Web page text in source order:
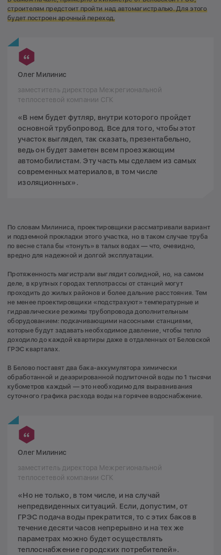
строителям предстоит пройти над автомагистралью. Для этого
будет построен арочный переход.
Олег Милинис
заместитель директора Межрегиональной
теплосетевой компании СГК
«В нем будет футляр, внутри которого пройдет
основной трубопровод. Все для того, чтобы этот
участок выглядел, так сказать, презентабельно,
ведь он будет заметен всем проезжающим
автомобилистам. Эту часть мы сделаем из самых
современных материалов, в том числе
изоляционных».
По словам Милиниса, проектировщики рассматривали вариант
и подземной прокладки этого участка, но в таком случае труба
по весне стала бы «тонуть» в талых водах — что, очевидно,
вредно для надежной и долгой эксплуатации.
Протяженность магистрали выглядит солидной, но, на самом
деле, в крупных городах теплотрассы от станций могут
проходить до жилых районов и более дальние расстояния. Тем
не менее проектировщики «подстрахуют» температурные и
гидравлические режимы трубопровода дополнительным
оборудованием: подкачивающими насосными станциями,
которые будут задавать необходимое давление, чтобы тепло
доходило до каждой квартиры даже в отдаленных от Беловской
ГРЭС кварталах.
В Белово поставят два бака-аккумулятора химически
обработанной и деаэрированной подпиточной воды по 1 тысячи
кубометров каждый — это необходимо для выравнивания
суточного графика расхода воды на горячее водоснабжение.
Олег Милинис
заместитель директора Межрегиональной
теплосетевой компании СГК
«Но не только, в том числе, и на случай
непредвиденных ситуаций. Если, допустим, от
ГРЭС подача воды прекратится, то с этих баков в
течение десяти часов непрерывно и на тех же
параметрах можно будет осуществлять
теплоснабжение городских потребителей».